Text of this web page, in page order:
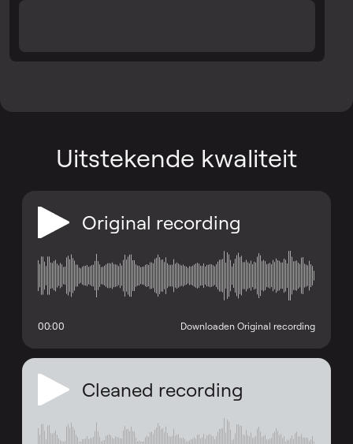
Uitstekende kwaliteit
Original recording
00:00 Downloaden Original recording
Cleaned recording